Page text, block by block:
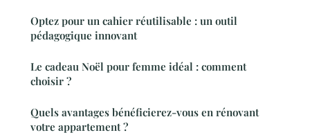
Optez pour un cahier réutilisable : un outil
pédagogique innovant
Le cadeau Noël pour femme idéal : comment
choisir ?
Quels avantages bénéficierez-vous en rénovant
votre appartement ?